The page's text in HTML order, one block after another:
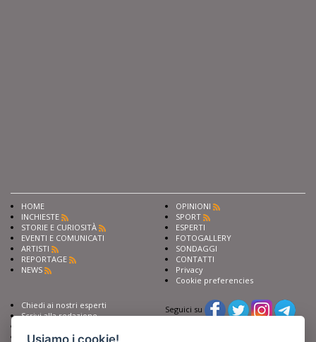
HOME
INCHIESTE
STORIE E CURIOSITÀ
EVENTI E COMUNICATI
ARTISTI
REPORTAGE
NEWS
OPINIONI
SPORT
ESPERTI
FOTOGALLERY
SONDAGGI
CONTATTI
Privacy
Cookie preferencies
Chiedi ai nostri esperti
Scrivi alla redazione
Sostieni Barinedita
Seguici su
Usiamo i cookie!